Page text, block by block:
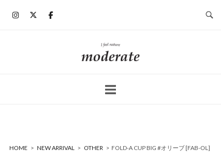
ホ
ー
HOME > NEW ARRIVAL > OTHER > FOLD-A CUP BIG #オリーブ [FAB-OL]